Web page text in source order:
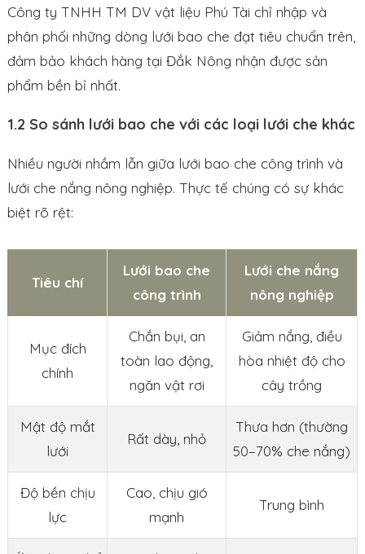
Công ty TNHH TM DV vật liệu Phú Tài chỉ nhập và
phân phối những dòng lưới bao che đạt tiêu chuẩn trên,
đảm bảo khách hàng tại Đắk Nông nhận được sản
phẩm bền bỉ nhất.
1.2 So sánh lưới bao che với các loại lưới che khác
Nhiều người nhầm lẫn giữa lưới bao che công trình và
lưới che nắng nông nghiệp. Thực tế chúng có sự khác
biệt rõ rệt:
Tiêu chí
Lưới bao che
công trình
Lưới che nắng
nông nghiệp
Mục đích
chính
Chắn bụi, an
toàn lao động,
ngăn vật rơi
Giảm nắng, điều
hòa nhiệt độ cho
cây trồng
Mật độ mắt
lưới
Rất dày, nhỏ
Thưa hơn (thường
50–70% che nắng)
Độ bền chịu
lực
Cao, chịu gió
mạnh
Trung bình